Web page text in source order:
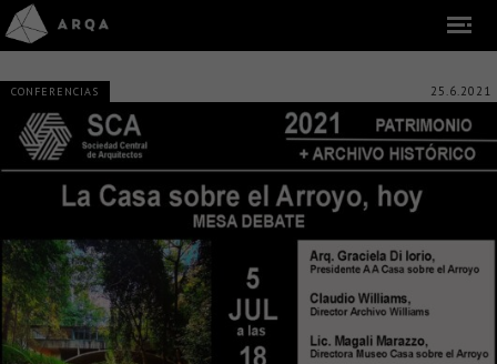
CONFERENCIAS 25.6.2021